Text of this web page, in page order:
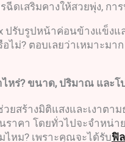
ฉีดเสริมคางให้สวยพุ่ง,
ปรับรูปหน้าค่อนข้างแข็ง
อไม่? ตอบเลยว่าเหมาะ
ไหร่? ขนาด, ปริมาณ และโ
ยสร้างมิติแสงและเงาต
าคา โดยทั่วไปจะจำหน่า
ไหม? เพราะคุณจะได้รับฟิ